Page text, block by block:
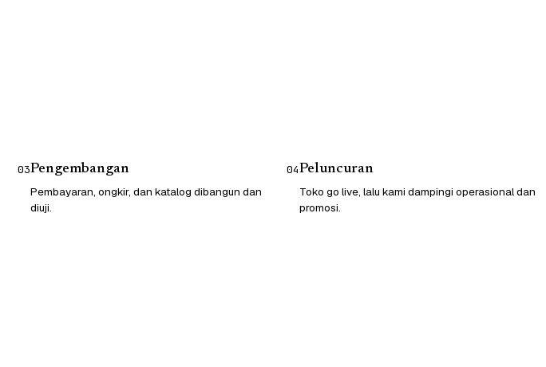
03Pengembangan
Pembayaran, ongkir, dan katalog dibangun dan
diuji.
04Peluncuran
Toko go live, lalu kami dampingi operasional dan
promosi.